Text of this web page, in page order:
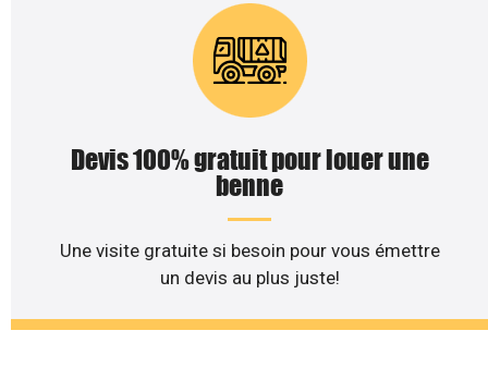
Devis 100% gratuit pour louer une
benne
Une visite gratuite si besoin pour vous émettre
un devis au plus juste!